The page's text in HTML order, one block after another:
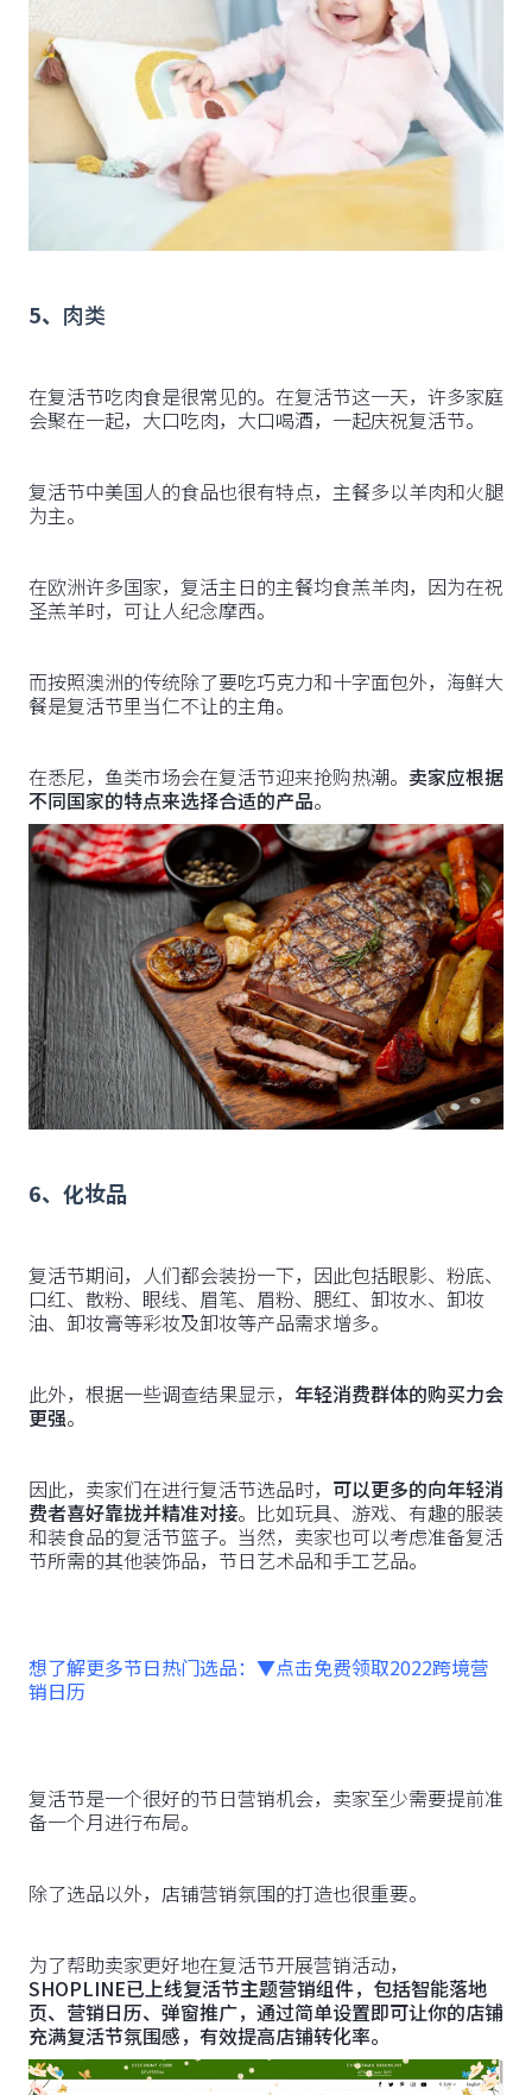
5、 肉类
在复活节吃肉食是很常见的。在复活节这一天，许多家庭
会聚在一起，大口吃肉，大口喝酒，一起庆祝复活节。
复活节中美国人的食品也很有特点，主餐多以羊肉和火腿
为主。
在欧洲许多国家，复活主日的主餐均食羔羊肉，因为在祝
圣羔羊时，可让人纪念摩西。
而按照澳洲的传统除了要吃巧克力和十字面包外，海鲜大
餐是复活节里当仁不让的主角。
在悉尼，鱼类市场会在复活节迎来抢购热潮。 卖家应根据
不同国家的特点来选择合适的产品。
6、化妆品
复活节期间，人们都会装扮一下，因此包括眼影、粉底、
口红、散粉、眼线、眉笔、眉粉、腮红、卸妆水、卸妆
油、卸妆膏等彩妆及卸妆等产品需求增多。
此外，根据一些调查结果显示， 年轻消费群体的购买力会
更强。
因此，卖家们在进行复活节选品时， 可以更多的向年轻消
费者喜好靠拢并精准对接。比如玩具、游戏、有趣的服装
和装食品的复活节篮子。当然，卖家也可以考虑准备复活
节所需的其他装饰品，节日艺术品和手工艺品。
想了解更多节日热门选品：▼点击免费领取2022跨境营
销日历
复活节是一个很好的节日营销机会，卖家至少需要提前准
备一个月进行布局。
除了选品以外，店铺营销氛围的打造也很重要。
为了帮助卖家更好地在复活节开展营销活动，
SHOPLINE已上线复活节主题营销组件，包括智能落地
页、营销日历、弹窗推广，通过简单设置即可让你的店铺
充满复活节氛围感，有效提高店铺转化率。